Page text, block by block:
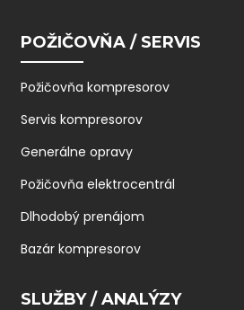
POŽIČOVŇA / SERVIS
Požičovňa kompresorov
Servis kompresorov
Generálne opravy
Požičovňa elektrocentrál
Dlhodobý prenájom
Bazár kompresorov
SLUŽBY / ANALÝZY